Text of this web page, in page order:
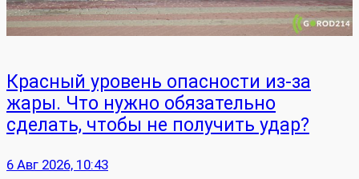
Красный уровень опасности из-за
жары. Что нужно обязательно
сделать, чтобы не получить удар?
6 Авг 2026, 10:43